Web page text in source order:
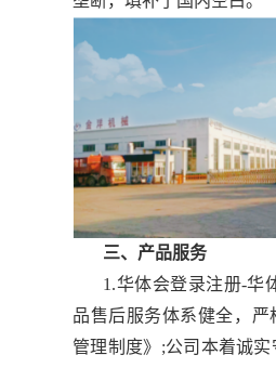
三、产品服务
1.华体会登录注册-华
品售后服务体系健全，严
管理制度》;公司本着诚